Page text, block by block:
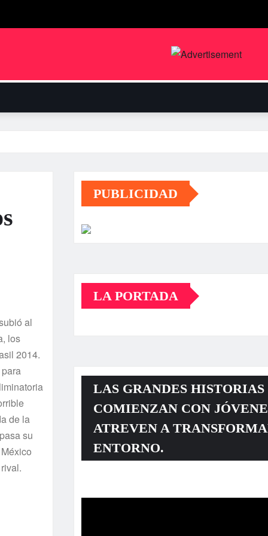
al
los
2014.
de la
su
PUBLICIDAD
LA PORTADA
LAS GRANDES HISTORIAS
COMIENZAN CON
ATREVEN A
ENTORNO.